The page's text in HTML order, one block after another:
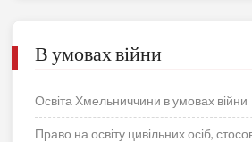
В умовах війни
Освіта Хмельниччини в умовах війни
Право на освіту цивільних осіб,